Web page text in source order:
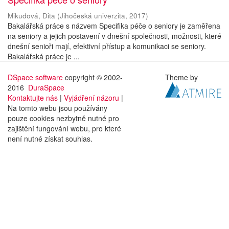
Mikudová, Dita (Jihočeská univerzita, 2017)
Bakalářská práce s názvem Specifika péče o seniory je zaměřena
na seniory a jejich postavení v dnešní společnosti, možnosti, které
dnešní senioři mají, efektivní přístup a komunikaci se seniory.
Bakalářská práce je ...
DSpace software copyright © 2002-
2016 DuraSpace
Kontaktujte nás | Vyjádření názoru |
Na tomto webu jsou používány
pouze cookies nezbytně nutné pro
zajištění fungování webu, pro které
není nutné získat souhlas.
Theme by